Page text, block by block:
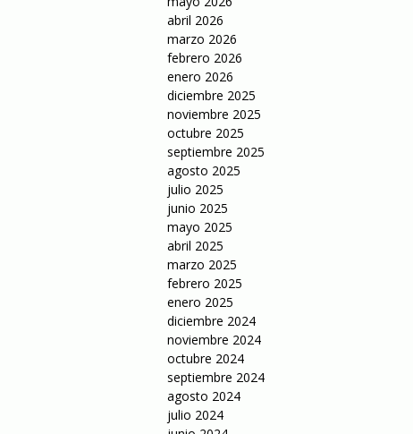
abril 2026
marzo 2026
febrero 2026
enero 2026
diciembre 2025
noviembre 2025
octubre 2025
septiembre 2025
agosto 2025
julio 2025
junio 2025
mayo 2025
abril 2025
marzo 2025
febrero 2025
enero 2025
diciembre 2024
noviembre 2024
octubre 2024
septiembre 2024
agosto 2024
julio 2024